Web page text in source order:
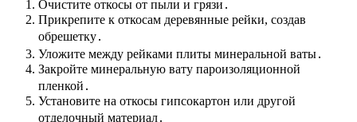
Очистите откосы от пыли и грязи․
Прикрепите к откосам деревянные рейки, создав
обрешетку․
Уложите между рейками плиты минеральной ваты․
Закройте минеральную вату пароизоляционной
пленкой․
Установите на откосы гипсокартон или другой
отделочный материал․